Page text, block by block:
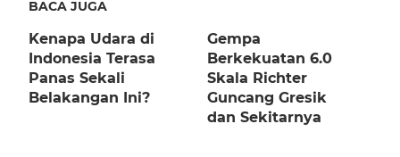
BACA JUGA
Kenapa Udara di
Indonesia Terasa
Panas Sekali
Belakangan Ini?
Gempa
Berkekuatan 6.0
Skala Richter
Guncang Gresik
dan Sekitarnya